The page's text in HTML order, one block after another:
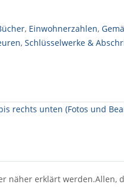
, Einwohnerzahlen,
, Schlüsselwerke &
näher erklärt werden.Allen,